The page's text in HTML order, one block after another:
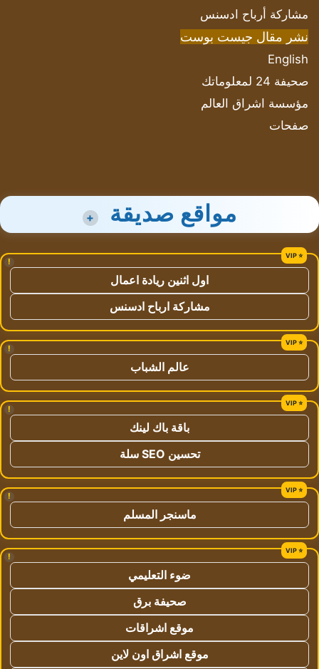
مشاركة أرباح ادسنس
نشر مقال جيست بوست
English
صحيفة 24 لمعلوماتك
مؤسسة اشراق العالم
صفحات
مواقع صديقة +
!
اول اثنين ريادة اعمال
مشاركة ارباح ادسنس
!
عالم الشباب
!
باقة باك لينك
تحسين SEO سلة
!
ماسنجر المسلم
!
ضوء التعليمي
صحيفة برق
موقع اشراقات
موقع اشراق اون لاين